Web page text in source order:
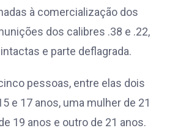
à comercialização dos
dos calibres .38 e .22,
e parte deflagrada.
pessoas, entre elas dois
e 17 anos, uma mulher de 21
19 anos e outro de 21 anos.